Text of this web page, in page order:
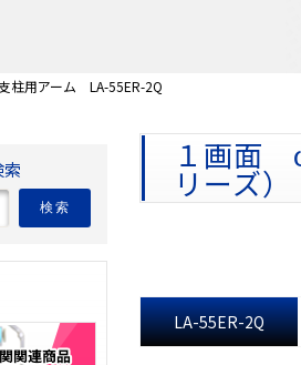
柱用アーム LA-55ER-2Q
１画面
リーズ）
LA-55ER-2Q
検索